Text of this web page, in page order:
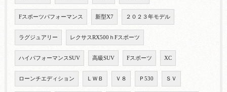
Fスポーツパフォーマンス 新型X7 ２０２３年モデル
ラグジュアリー レクサスRX500ｈFスポーツ
ハイパフォーマンスSUV 高級SUV Fスポーツ XC
ローンチエディション ＬＷＢ Ｖ８ Ｐ530 ＳＶ